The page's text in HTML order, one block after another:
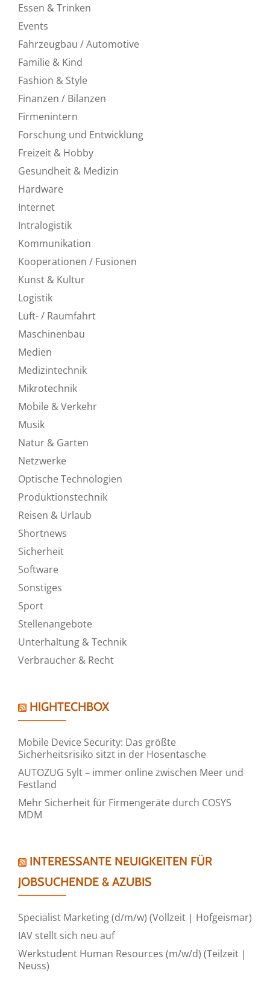
Essen & Trinken
Events
Fahrzeugbau / Automotive
Familie & Kind
Fashion & Style
Finanzen / Bilanzen
Firmenintern
Forschung und Entwicklung
Freizeit & Hobby
Gesundheit & Medizin
Hardware
Internet
Intralogistik
Kommunikation
Kooperationen / Fusionen
Kunst & Kultur
Logistik
Luft- / Raumfahrt
Maschinenbau
Medien
Medizintechnik
Mikrotechnik
Mobile & Verkehr
Musik
Natur & Garten
Netzwerke
Optische Technologien
Produktionstechnik
Reisen & Urlaub
Shortnews
Sicherheit
Software
Sonstiges
Sport
Stellenangebote
Unterhaltung & Technik
Verbraucher & Recht
HIGHTECHBOX
Mobile Device Security: Das größte
Sicherheitsrisiko sitzt in der Hosentasche
AUTOZUG Sylt – immer online zwischen Meer und
Festland
Mehr Sicherheit für Firmengeräte durch COSYS
MDM
INTERESSANTE NEUIGKEITEN FÜR
JOBSUCHENDE & AZUBIS
Specialist Marketing (d/m/w) (Vollzeit | Hofgeismar)
IAV stellt sich neu auf
Werkstudent Human Resources (m/w/d) (Teilzeit |
Neuss)